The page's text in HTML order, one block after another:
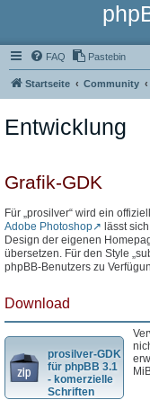
FAQ Pastebin
Startseite Community
Entwicklung
Grafik-GDK
Für „prosilver“ wird ein
Adobe Photoshop
lässt
Design der eigenen
übersetzen. Für den Style
phpBB-Benutzers zu
Download
prosilver-GDK
für phpBB 3.1
- komerzielle
Schriften